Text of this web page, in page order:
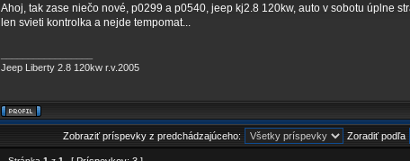
Ahoj, tak zase niečo nové, p0299 a p0540, jeep kj2.8 120kw, auto v sobotu úplne
len svieti kontrolka a nejde tempomat...
Jeep Liberty 2.8 120kw r.v.2005
Zobraziť príspevky z predchádzajúceho: Zoradiť podľa